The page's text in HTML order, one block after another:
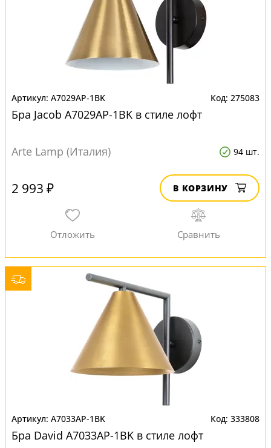
A7029AP-1BK 275083
Бра Jacob A7029AP-1BK в стиле лофт
Arte Lamp (Италия) 94 шт.
2 993 ₽ В КОРЗИНУ
A7033AP-1BK 333808
Бра David A7033AP-1BK в стиле лофт